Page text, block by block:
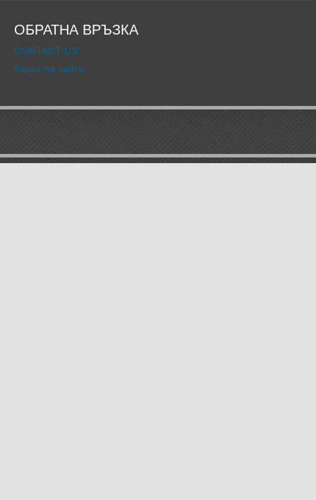
ОБРАТНА ВРЪЗКА
CONTACT US
Карта на сайта